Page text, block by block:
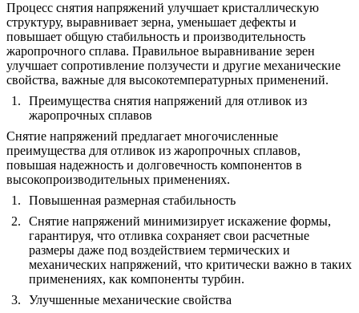
Процесс снятия напряжений улучшает кристаллическую
структуру, выравнивает зерна, уменьшает дефекты и
повышает общую стабильность и производительность
жаропрочного сплава. Правильное выравнивание зерен
улучшает сопротивление ползучести и другие механические
свойства, важные для высокотемпературных применений.
Преимущества снятия напряжений для отливок из
жаропрочных сплавов
Снятие напряжений предлагает многочисленные
преимущества для отливок из жаропрочных сплавов,
повышая надежность и долговечность компонентов в
высокопроизводительных применениях.
Повышенная размерная стабильность
Снятие напряжений минимизирует искажение формы,
гарантируя, что отливка сохраняет свои расчетные
размеры даже под воздействием термических и
механических напряжений, что критически важно в таких
применениях, как компоненты турбин.
Улучшенные механические свойства